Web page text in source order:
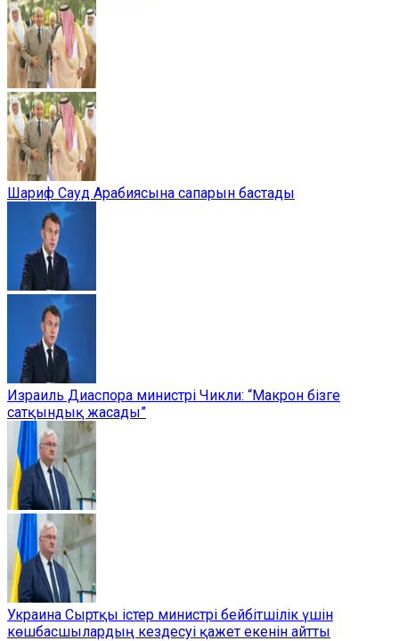
Шариф Сауд Арабиясына сапарын бастады
Израиль Диаспора министрі Чикли: “Макрон бізге
сатқындық жасады”
Украина Сыртқы істер министрі бейбітшілік үшін
көшбасшылардың кездесуі қажет екенін айтты